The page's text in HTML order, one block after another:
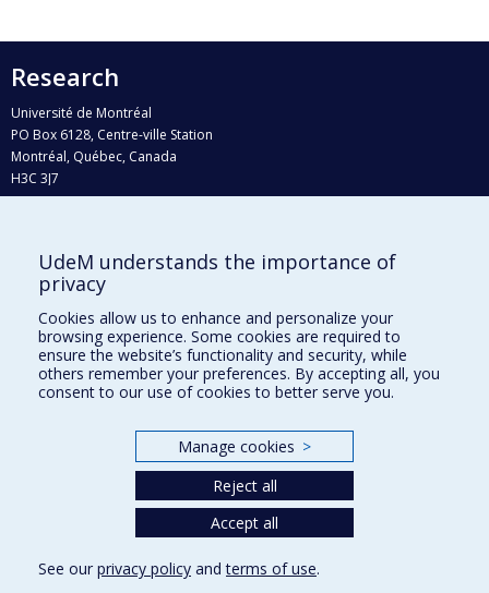
Research
Université de Montréal
PO Box 6128, Centre-ville Station
Montréal, Québec, Canada
H3C 3J7
Who does what?
Find us
Site map
Accessibility
UdeM understands the importance of
privacy
Cookies allow us to enhance and personalize your
browsing experience. Some cookies are required to
ensure the website’s functionality and security, while
others remember your preferences. By accepting all, you
consent to our use of cookies to better serve you.
Manage cookies >
Reject all
Accept all
See our privacy policy andterms of use.